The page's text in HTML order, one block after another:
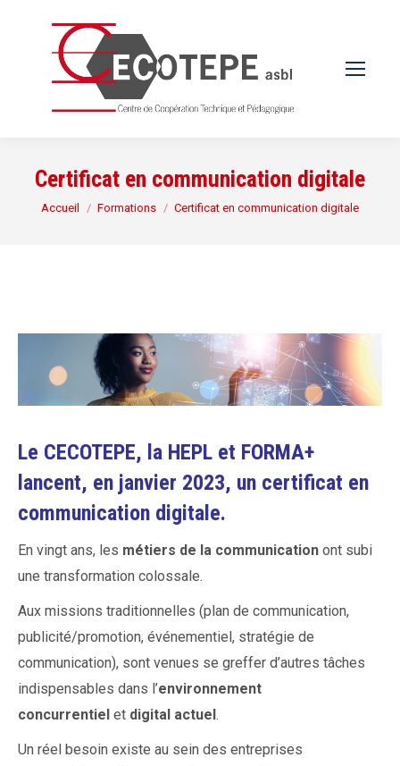
Certificat en communication digitale
Vous êtes ici :
Accueil Formations Certificat en communication digitale
Le CECOTEPE, la HEPL et FORMA+
lancent, en janvier 2023, un certificat en
communication digitale.
En vingt ans, les métiers de la communication ont subi
une transformation colossale.
Aux missions traditionnelles (plan de communication,
publicité/promotion, événementiel, stratégie de
communication), sont venues se greffer d’autres tâches
indispensables dans l’environnement
concurrentiel et digital actuel.
Un réel besoin existe au sein des entreprises